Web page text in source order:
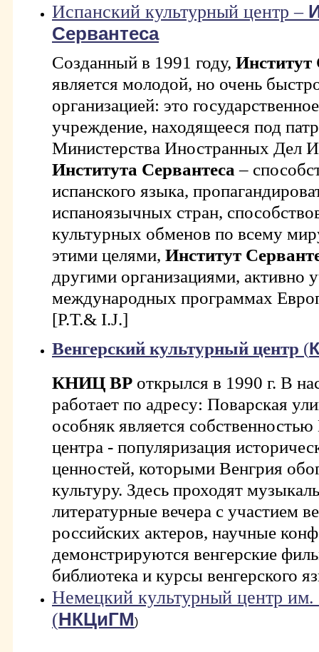
Испанский культурный центр –
Сервантеса
Созданный в 1991 году, Институт
является молодой, но очень
организацией: это
учреждение, находящееся под
Министерства Иностранных Дел
Института Сервантеса–
испанского языка,
испаноязычных стран,
культурных обменов по всему
этими целями, Институт
другими организациями, активно
международных программах
[P.T.& I.J.]
Венгерский культурный центр (
КНИЦ ВР открылся в 1990 г. В
работает по адресу: Поварская
особняк является
центра - популяризация
ценностей, которыми Венгрия
культуру. Здесь проходят
литературные вечера с участием
российских актеров, научные
демонстрируются венгерские
библиотека и курсы венгерского
Немецкий культурный центр им.
(НКЦиГМ)